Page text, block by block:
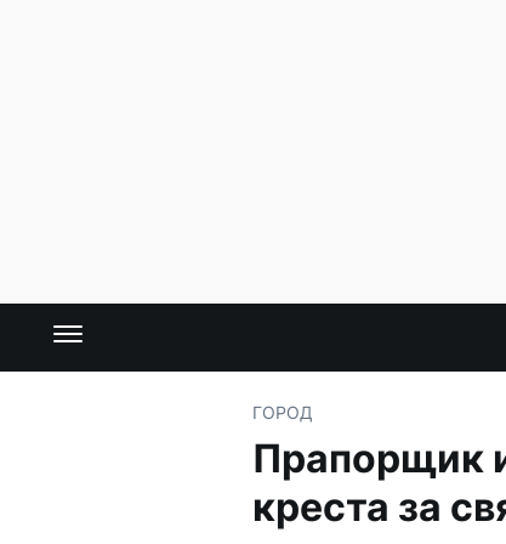
ГОРОД
Прапорщик
креста за